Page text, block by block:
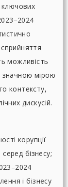
ключових
можливість
значною мірою
контексту,
дискусій.
корупції
бізнесу;
і бізнесу